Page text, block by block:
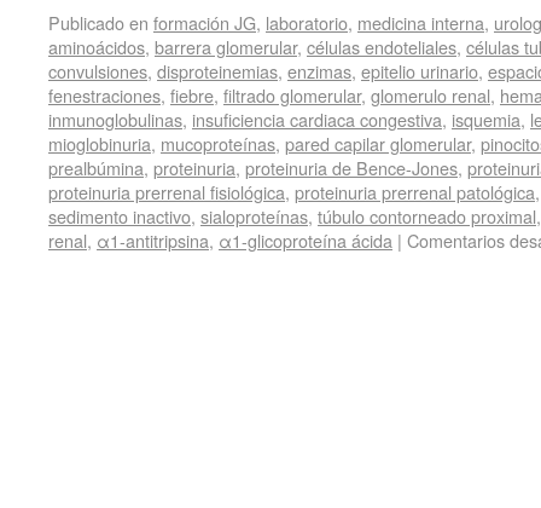
Publicado en formación JG, laboratorio, medicina interna,
aminoácidos, barrera glomerular, células endoteliales, células
convulsiones, disproteinemias, enzimas, epitelio urinario,
fenestraciones, fiebre, filtrado glomerular, glomerulo renal,
inmunoglobulinas, insuficiencia cardiaca congestiva, isquemia,
mioglobinuria, mucoproteínas, pared capilar glomerular,
prealbúmina, proteinuria, proteinuria de Bence-Jones,
proteinuria prerrenal fisiológica, proteinuria prerrenal patológica
sedimento inactivo, sialoproteínas, túbulo contorneado proximal
renal, α1-antitripsina, α1-glicoproteína ácida | Comentarios